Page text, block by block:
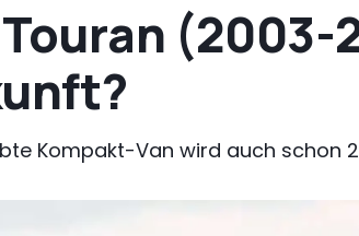
Kompakt-Van wird auch schon